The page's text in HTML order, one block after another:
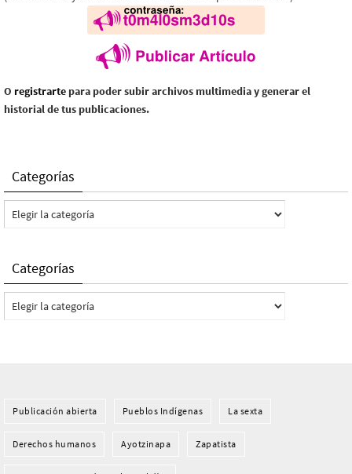
O registrarte para poder subir archivos multimedia y generar el
historial de tus publicaciones.
Categorías
Categorías
Categorías
Categorías
Publicación abierta Pueblos Indí­genas La sexta
Derechos humanos Ayotzinapa Zapatista